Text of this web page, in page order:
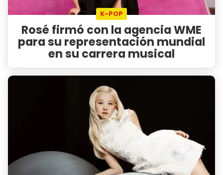
K-POP
Rosé firmó con la agencia WME
para su representación mundial
en su carrera musical